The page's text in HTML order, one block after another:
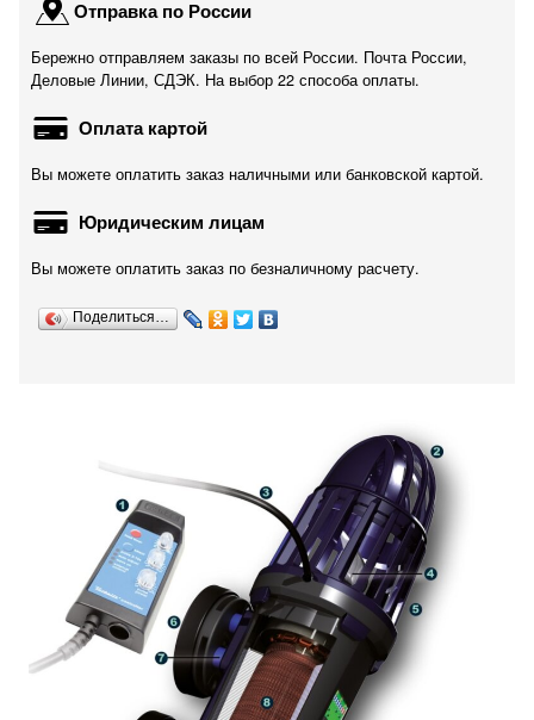
Отправка по России
Бережно отправляем заказы по всей России. Почта России,
Деловые Линии, СДЭК. На выбор 22 способа оплаты.
Оплата картой
Вы можете оплатить заказ наличными или банковской картой.
Юридическим лицам
Вы можете оплатить заказ по безналичному расчету.
Поделиться…